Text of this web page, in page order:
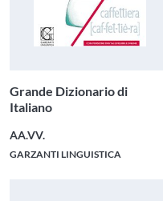
Grande Dizionario di
Italiano
AA.VV.
GARZANTI LINGUISTICA